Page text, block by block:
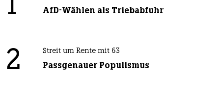
1 AfD-Wählen als Triebabfuhr
2 Streit um Rente mit 63
Passgenauer Populismus